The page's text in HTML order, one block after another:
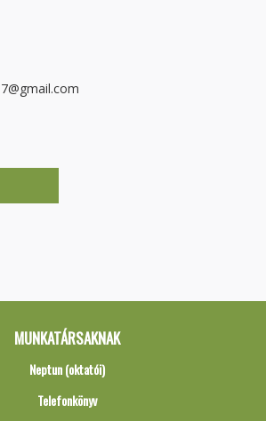
MUNKATÁRSAKNAK
Neptun (oktatói)
Telefonkönyv